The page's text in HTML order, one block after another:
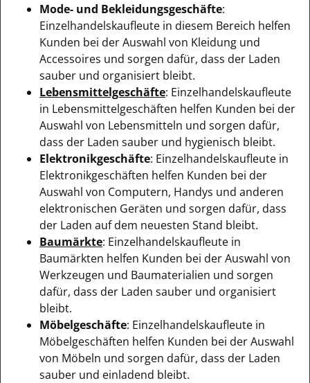
Mode- und Bekleidungsgeschäfte:
Einzelhandelskaufleute in diesem Bereich helfen
Kunden bei der Auswahl von Kleidung und
Accessoires und sorgen dafür, dass der Laden
sauber und organisiert bleibt.
Lebensmittelgeschäfte: Einzelhandelskaufleute
in Lebensmittelgeschäften helfen Kunden bei der
Auswahl von Lebensmitteln und sorgen dafür,
dass der Laden sauber und hygienisch bleibt.
Elektronikgeschäfte: Einzelhandelskaufleute in
Elektronikgeschäften helfen Kunden bei der
Auswahl von Computern, Handys und anderen
elektronischen Geräten und sorgen dafür, dass
der Laden auf dem neuesten Stand bleibt.
Baumärkte: Einzelhandelskaufleute in
Baumärkten helfen Kunden bei der Auswahl von
Werkzeugen und Baumaterialien und sorgen
dafür, dass der Laden sauber und organisiert
bleibt.
Möbelgeschäfte: Einzelhandelskaufleute in
Möbelgeschäften helfen Kunden bei der Auswahl
von Möbeln und sorgen dafür, dass der Laden
sauber und einladend bleibt.